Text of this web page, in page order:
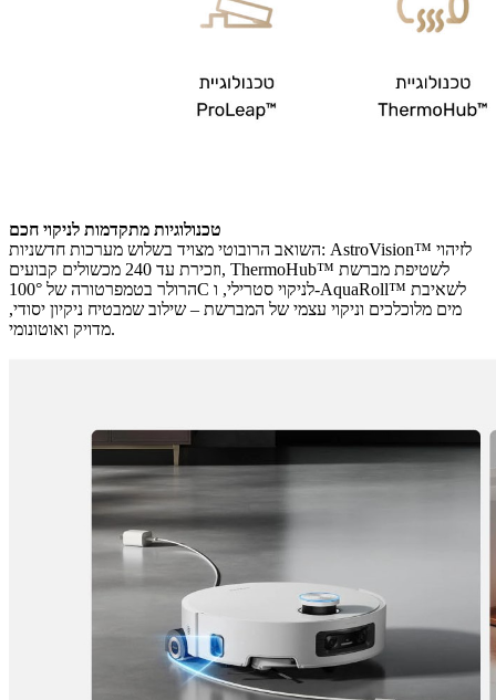
טכנולוגיות מתקדמות לניקוי חכם
השואב הרובוטי מצויד בשלוש מערכות חדשניות: AstroVision™ לזיהוי
וזכירת עד 240 מכשולים קבועים, ThermoHub™ לשטיפת מברשת
הרולר בטמפרטורה של 100°C לניקוי סטרילי, ו‑AquaRoll™ לשאיבת
מים מלוכלכים וניקוי עצמי של המברשת – שילוב שמבטיח ניקיון יסודי,
מדויק ואוטונומי.